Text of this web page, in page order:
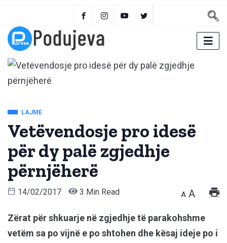
LAJME
Vetëvendosje pro idesë
për dy palë zgjedhje
përnjëherë
14/02/2017 3 Min Read A A
Zërat për shkuarje në zgjedhje të parakohshme
vetëm sa po vijnë e po shtohen dhe kësaj ideje po i